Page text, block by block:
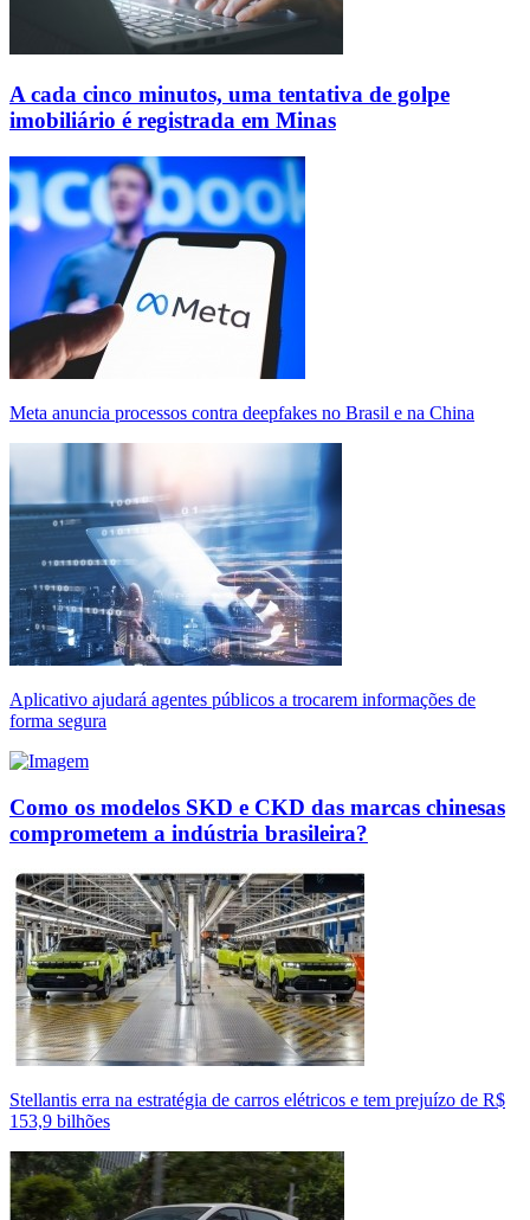
A cada cinco minutos, uma tentativa de golpe
imobiliário é registrada em Minas
Meta anuncia processos contra deepfakes no Brasil e na China
Aplicativo ajudará agentes públicos a trocarem informações de
forma segura
Como os modelos SKD e CKD das marcas chinesas
comprometem a indústria brasileira?
Stellantis erra na estratégia de carros elétricos e tem prejuízo de R$
153,9 bilhões